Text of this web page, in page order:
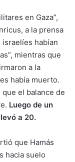
en Gaza”,
a la prensa
habían
mientras que
a la
había muerto.
el balance de
Luego de un
a 20.
que Hamás
hacia suelo